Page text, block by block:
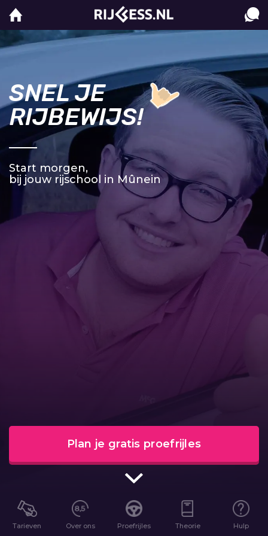
SNEL JE
RIJBEWIJS!
Start morgen,
bij jouw rijschool in Mûnein
Plan je gratis proefrijles
Tarieven Over ons Proefrijles Theorie Hulp